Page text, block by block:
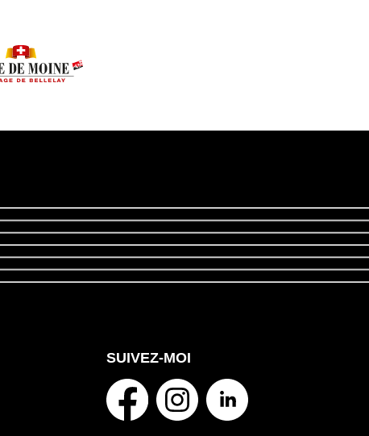
SUIVEZ-MOI
facebookinstagramlinkedin